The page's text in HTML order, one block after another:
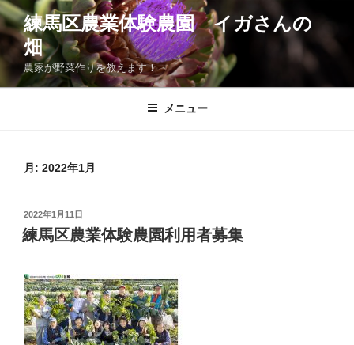
コ
ン
テ
ン
ツ
練馬区農業体験農園 イガさんの
畑
農家が野菜作りを教えます！
メニュー
月: 2022年1月
投
稿
日:
2022年1月11日
練馬区農業体験農園利用者募集